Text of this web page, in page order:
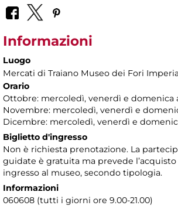
Informazioni
Luogo
Mercati di Traiano Museo dei Fori
Orario
Ottobre: mercoledì, venerdì e domenica
Novembre: mercoledì, venerdì e
Dicembre: mercoledì, venerdì e
Biglietto d'ingresso
Non è richiesta prenotazione. La
guidate è gratuita ma prevede
ingresso al museo, secondo tipologia.
Informazioni
060608 (tutti i giorni ore 9.00-21.00)